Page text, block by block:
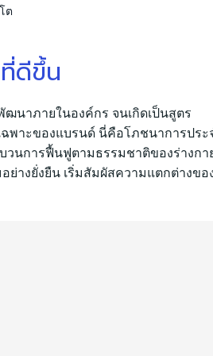
ต
ดีขึ้น
นาภายในองค์กร จนเกิดเป็นสูตร
พาะของแบรนด์ นี่คือโภชนาการประ
นการฟื้นฟูตามธรรมชาติของร่างกา
างยั่งยืน เริ่มสัมผัสความแตกต่างขอ